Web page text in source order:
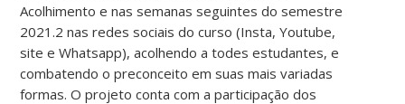
Acolhimento e nas semanas seguintes do semestre
2021.2 nas redes sociais do curso (Insta, Youtube,
site e Whatsapp), acolhendo a todes estudantes, e
combatendo o preconceito em suas mais variadas
formas. O projeto conta com a participação dos